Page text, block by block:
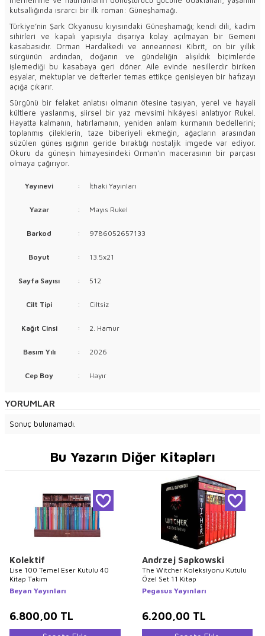
kutsallığında ısrarcı bir ilk roman: Güneşhamağı.
Türkiye’nin Şark Okyanusu kıyısındaki Güneşhamağı; kendi dili, kadim
sihirleri ve kapalı yapısıyla dışarıya kolay açılmayan bir Gemeni
kasabasıdır. Orman Hardalkedi ve anneannesi Kibrit, on bir yıllık
sürgünün ardından, doğanın ve gündeliğin alışıldık biçimlerde
işlemediği bu kasabaya geri döner. Aile evinde nesillerdir biriken
eşyalar, mektuplar ve defterler temas ettikçe genişleyen bir hafızayı
açığa çıkarır.
Sürgünü bir felaket anlatısı olmanın ötesine taşıyan, yerel ve hayali
kültlere yaslanmış, şiirsel bir yaz mevsimi hikâyesi anlatıyor Rukel.
Hayatta kalmanın, hatırlamanın, yeniden anlam kurmanın bedellerini;
toplanmış çileklerin, taze biberiyeli ekmeğin, ağaçların arasından
süzülen güneş ışığının geride bıraktığı nostaljik imgede var ediyor.
Okuru da güneşin himayesindeki Orman’ın macerasının bir parçası
olmaya çağırıyor.
Yayınevi : İthaki Yayınları
Yazar : Mayıs Rukel
Barkod : 9786052657133
Boyut : 13.5x21
Sayfa Sayısı : 512
Cilt Tipi : Ciltsiz
Kağıt Cinsi : 2. Hamur
Basım Yılı : 2026
Cep Boy : Hayır
YORUMLAR
Sonuç bulunamadı.
Bu Yazarın Diğer Kitapları
Kolektif
Lise 100 Temel Eser Kutulu 40
Kitap Takım
Beyan Yayınları
6.800,00 TL
Andrzej Sapkowski
The Witcher Koleksiyonu Kutulu
Özel Set 11 Kitap
Pegasus Yayınları
6.200,00 TL